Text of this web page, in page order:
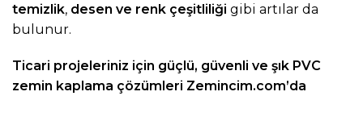
temizlik, desen ve renk çeşitliliği gibi artılar da
bulunur.
Ticari projeleriniz için güçlü, güvenli ve şık PVC
zemin kaplama çözümleri Zemincim.com’da